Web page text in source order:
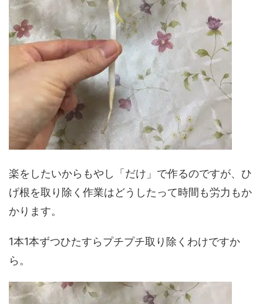
楽をしたいからもやし「だけ」で作るのですが、ひ
げ根を取り除く作業はどうしたって時間も労力もか
かります。
1本1本ずつひたすらプチプチ取り除くわけですか
ら。